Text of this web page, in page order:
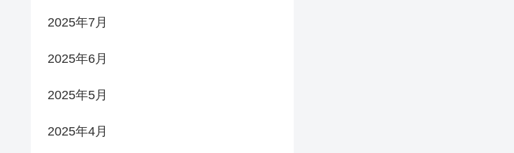
2025年7月
2025年6月
2025年5月
2025年4月